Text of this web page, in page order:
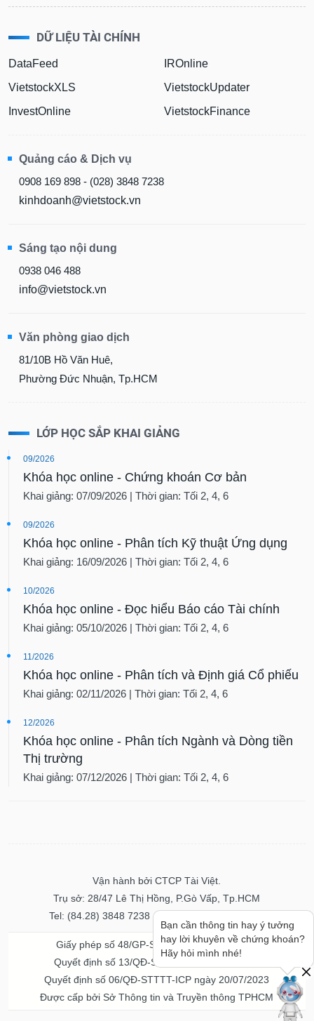
DỮ LIỆU TÀI CHÍNH
DataFeed
VietstockXLS
InvestOnline
IROnline
VietstockUpdater
VietstockFinance
Quảng cáo & Dịch vụ
0908 169 898 - (028) 3848 7238
kinhdoanh@vietstock.vn
Sáng tạo nội dung
0938 046 488
info@vietstock.vn
Văn phòng giao dịch
81/10B Hồ Văn Huê,
Phường Đức Nhuận, Tp.HCM
LỚP HỌC SẮP KHAI GIẢNG
09/2026
Khóa học online - Chứng khoán Cơ bản
Khai giảng: 07/09/2026 | Thời gian: Tối 2, 4, 6
09/2026
Khóa học online - Phân tích Kỹ thuật Ứng dụng
Khai giảng: 16/09/2026 | Thời gian: Tối 2, 4, 6
10/2026
Khóa học online - Đọc hiểu Báo cáo Tài chính
Khai giảng: 05/10/2026 | Thời gian: Tối 2, 4, 6
11/2026
Khóa học online - Phân tích và Định giá Cổ phiếu
Khai giảng: 02/11/2026 | Thời gian: Tối 2, 4, 6
12/2026
Khóa học online - Phân tích Ngành và Dòng tiền
Thị trường
Khai giảng: 07/12/2026 | Thời gian: Tối 2, 4, 6
Vận hành bởi CTCP Tài Việt.
Trụ sở: 28/47 Lê Thị Hồng, P.Gò Vấp, Tp.HCM
Tel: (84.28) 3848 7238 - Fax: (84.28) 3848 7237
Giấy phép số 48/GP-STTTT ngày 04/11/2016
Quyết định số 13/QĐ-STTTT ngày 02/11/2017
Quyết định số 06/QĐ-STTTT-ICP ngày 20/07/2023
Được cấp bởi Sở Thông tin và Truyền thông TPHCM
Bạn cần thông tin hay ý tưởng
hay lời khuyên về chứng khoán?
Hãy hỏi mình nhé!